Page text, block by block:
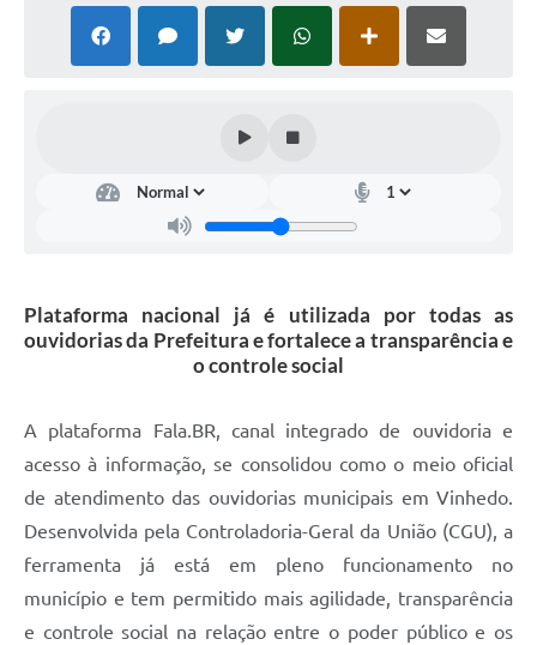
Normas e Legislação
Sistema de Protocolo
Listagem dos CEPs de Vinhedo
Associação dos Servidores Públicos Municipais de
Audiências Públicas
Plataforma nacional já é utilizada por todas as
ouvidorias da Prefeitura e fortalece a transparência e
o controle social
A plataforma Fala.BR, canal integrado de ouvidoria e
acesso à informação, se consolidou como o meio oficial
de atendimento das ouvidorias municipais em Vinhedo.
Desenvolvida pela Controladoria-Geral da União (CGU), a
ferramenta já está em pleno funcionamento no
município e tem permitido mais agilidade, transparência
e controle social na relação entre o poder público e os